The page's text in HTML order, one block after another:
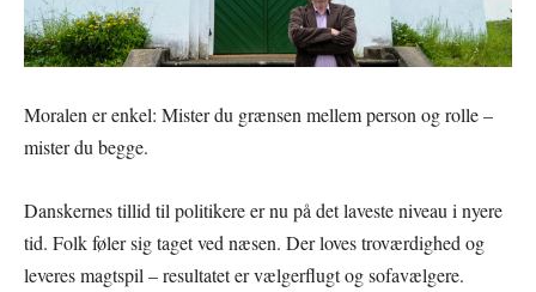
Moralen er enkel: Mister du grænsen mellem person og rolle –
mister du begge.
Danskernes tillid til politikere er nu på det laveste niveau i nyere
tid. Folk føler sig taget ved næsen. Der loves troværdighed og
leveres magtspil – resultatet er vælgerflugt og sofavælgere.